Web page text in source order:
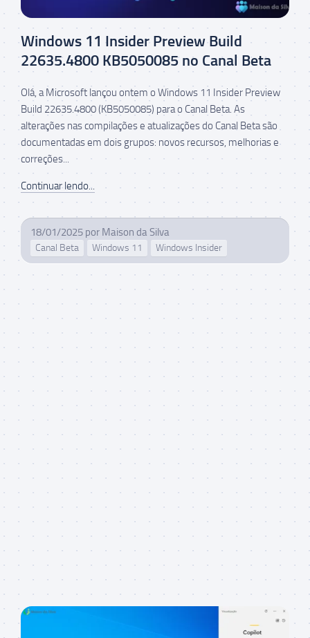
Windows 11 Insider Preview Build
22635.4800 KB5050085 no Canal Beta
Olá, a Microsoft lançou ontem o Windows 11 Insider Preview
Build 22635.4800 (KB5050085) para o Canal Beta. As
alterações nas compilações e atualizações do Canal Beta são
documentadas em dois grupos: novos recursos, melhorias e
correções...
Continuar lendo...
18/01/2025 por Maison da Silva
Canal Beta Windows 11 Windows Insider